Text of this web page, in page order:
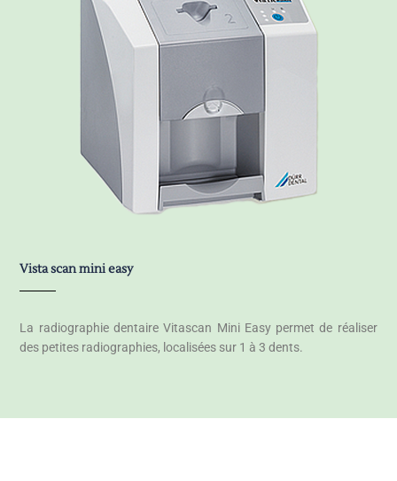
Vista scan mini easy
La radiographie dentaire Vitascan Mini Easy permet de réaliser
des petites radiographies, localisées sur 1 à 3 dents.